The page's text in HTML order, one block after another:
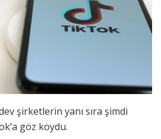
şirketlerin yanı sıra şimdi
göz koydu.